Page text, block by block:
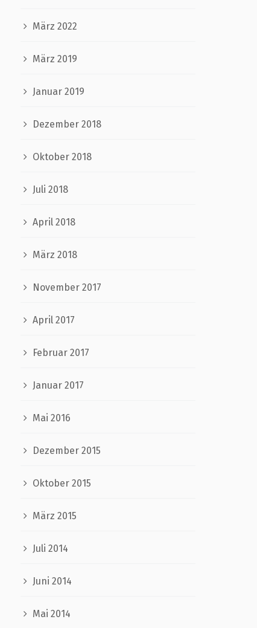
März 2022
März 2019
Januar 2019
Dezember 2018
Oktober 2018
Juli 2018
April 2018
März 2018
November 2017
April 2017
Februar 2017
Januar 2017
Mai 2016
Dezember 2015
Oktober 2015
März 2015
Juli 2014
Juni 2014
Mai 2014